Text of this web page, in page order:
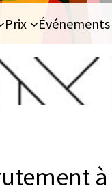
Prix Événements
à